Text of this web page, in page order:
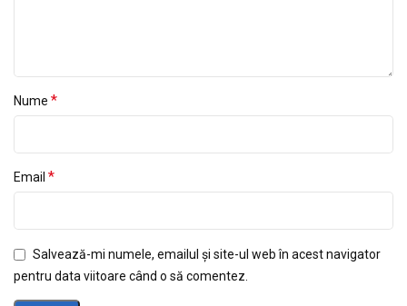
Nume *
Email *
Salvează-mi numele, emailul și site-ul web în acest navigator
pentru data viitoare când o să comentez.